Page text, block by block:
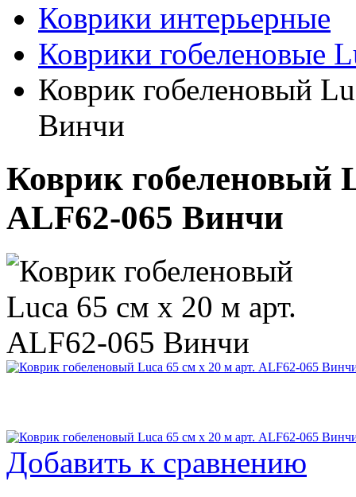
Коврики интерьерные
Коврики гобеленовые
Коврик гобеленовый
Винчи
Коврик гобеленовый
ALF62-065 Винчи
Добавить к сравнению